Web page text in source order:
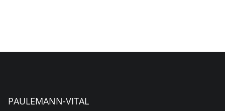
PAULEMANN-VITAL